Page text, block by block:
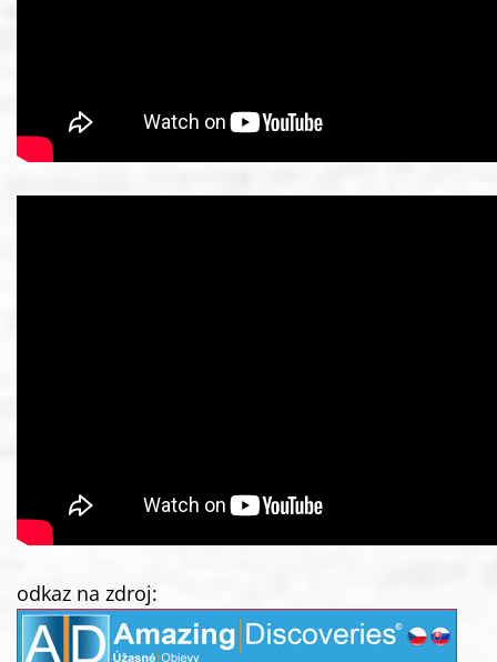
odkaz na zdroj: